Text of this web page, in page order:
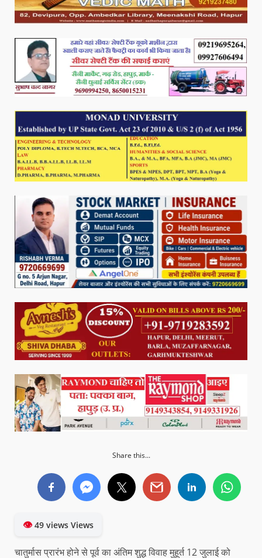
Share this...
👁49 views Views
चातुर्मास प्रारंभ होने से पूर्व का अंतिम शुद्ध विवाह मुहूर्त 12 जुलाई को